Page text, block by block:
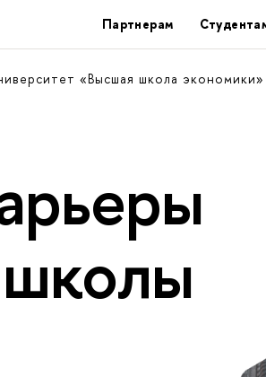
Партнерам
«Высшая школа экономики»